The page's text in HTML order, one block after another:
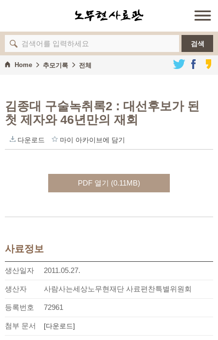
검색
Home 추모기록 전체
김종대 구술녹취록2 : 대선후보가 된
첫 제자와 46년만의 재회
다운로드 마이 아카이브에 담기
PDF 열기 (0.11MB)
사료정보
생산일자 2011.05.27.
생산자 사람사는세상노무현재단 사료편찬특별위원회
등록번호 72961
첨부 문서 [다운로드]